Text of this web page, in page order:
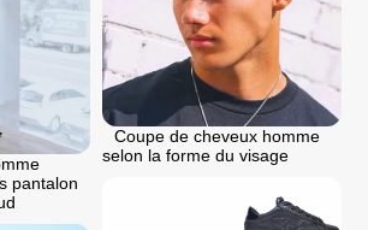
pantalon
Coupe de cheveux homme
selon la forme du visage